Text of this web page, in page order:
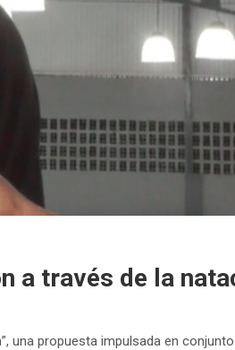
a través de la
una propuesta impulsada en